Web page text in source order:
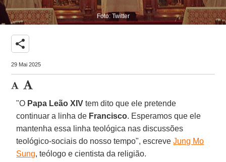
Foto: Twitter
share
29 Mai 2025
"O Papa Leão XIV tem dito que ele pretende
continuar a linha de Francisco. Esperamos que ele
mantenha essa linha teológica nas discussões
teológico-sociais do nosso tempo", escreveJung Mo
Sung, teólogo e cientista da religião.